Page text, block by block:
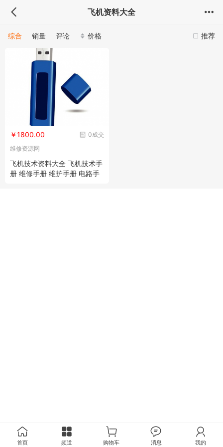
飞机资料大全
推荐
综合 销量 评论 价格
0成交
￥1800.00
维修资源网
飞机技术资料大全 飞机技术手
册 维修手册 维护手册 电路手
首页 频道 购物车 消息 我的